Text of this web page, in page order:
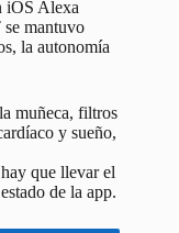
iOS Alexa
mantuvo
la autonomía
muñeca, filtros
y sueño,
que llevar el
de la app.